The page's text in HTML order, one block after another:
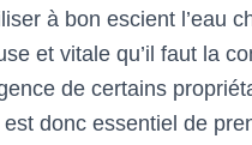
à bon escient l’eau
et vitale qu’il faut la
de certains
donc essentiel de